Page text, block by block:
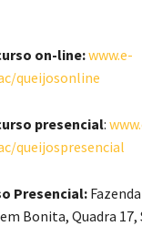
on-line:www.e-
queijosonline
presencial:
queijospresencial
Presencial:
Bonita, Quadra 17,